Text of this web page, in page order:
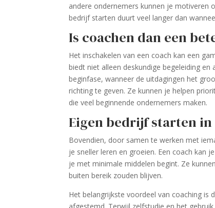
andere ondernemers kunnen je motiveren
bedrijf starten duurt veel langer dan
Is coachen dan een
Het inschakelen van een coach kan een
biedt niet alleen deskundige begeleiding
beginfase, wanneer de uitdagingen het
richting te geven. Ze kunnen je helpen
die veel beginnende ondernemers maken.
Eigen bedrijf starten
Bovendien, door samen te werken met
je sneller leren en groeien. Een coach kan
je met minimale middelen begint. Ze
buiten bereik zouden blijven.
Het belangrijkste voordeel van coaching is